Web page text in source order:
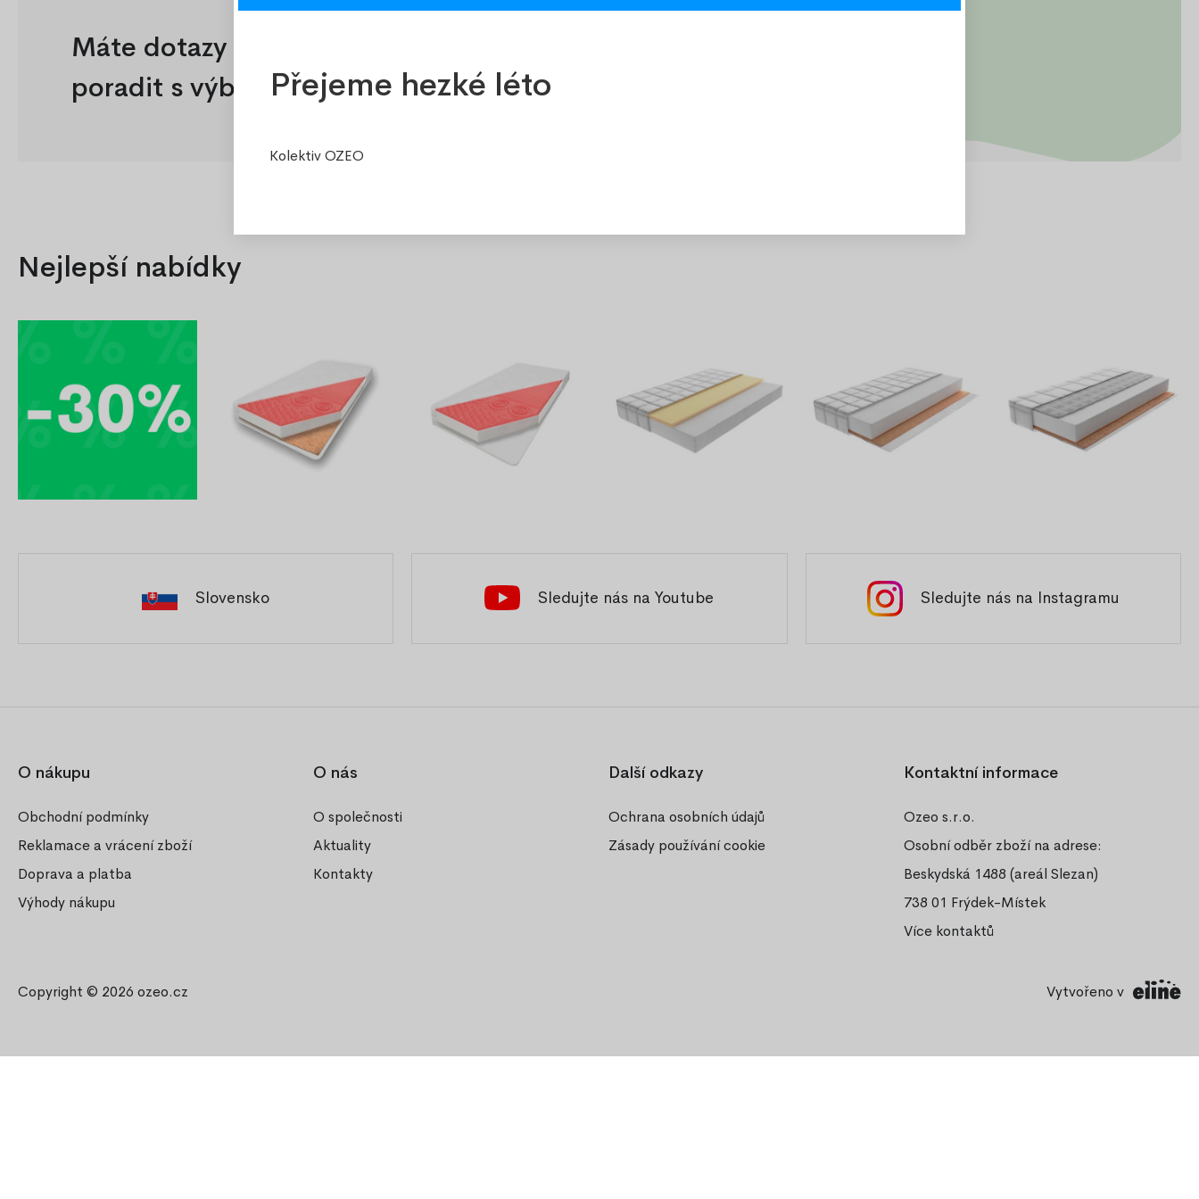
Přejeme hezké léto
Kolektiv OZEO
Máte dotazy nebo potřebujete
poradit s výběrem?
Nejlepší nabídky
Slovensko Sledujte nás na Youtube Sledujte nás na Instagramu
O nákupu
Obchodní podmínky
Reklamace a vrácení zboží
Doprava a platba
Výhody nákupu
O nás
O společnosti
Aktuality
Kontakty
Další odkazy
Ochrana osobních údajů
Zásady používání cookie
Kontaktní informace
Ozeo s.r.o.
Osobní odběr zboží na adrese:
Beskydská 1488 (areál Slezan)
738 01 Frýdek-Místek
Více kontaktů
Copyright © 2026 ozeo.cz Vytvořeno v